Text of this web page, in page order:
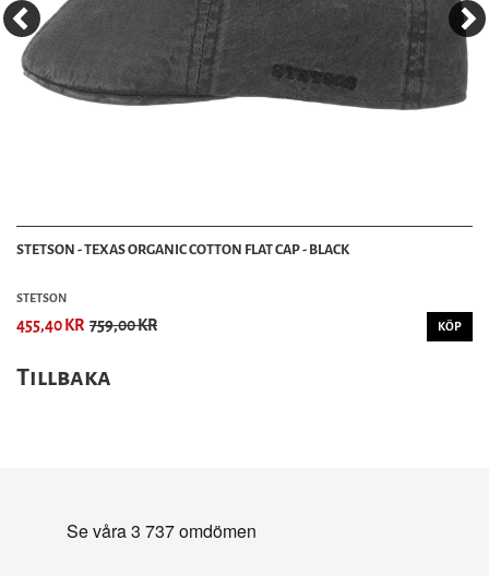
STETSON - TEXAS ORGANIC COTTON FLAT CAP - BLACK
STETSON
455,40 KR 759,00 KR KÖP
Tillbaka